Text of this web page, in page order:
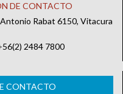
DE CONTACTO
Rabat 6150, Vitacura
2484 7800
CONTACTO